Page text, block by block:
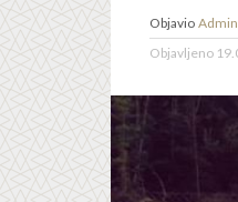
Objavio
Objavljeno